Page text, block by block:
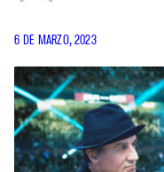
6 DE MARZO, 2023